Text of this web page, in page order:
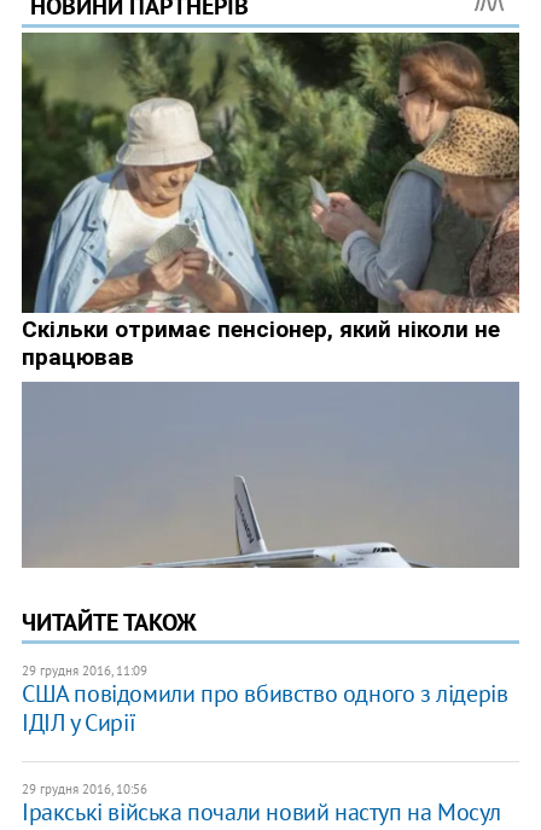
ЧИТАЙТЕ ТАКОЖ
29 грудня 2016, 11:09
США повідомили про вбивство одного з лідерів
ІДІЛ у Сирії
29 грудня 2016, 10:56
Іракські війська почали новий наступ на Мосул